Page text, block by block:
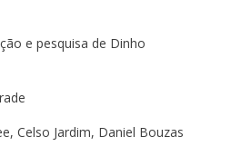
e pesquisa de Dinho
Celso Jardim, Daniel Bouzas